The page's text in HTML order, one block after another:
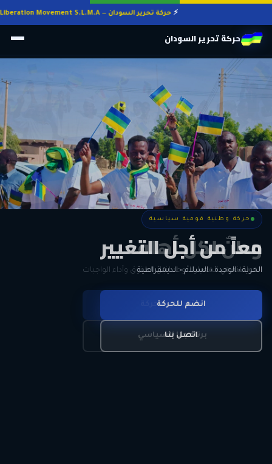
حركة تحرير السودان — Sudan Liberation Movement S.L.M.A
حركة تحرير السودان
حركة وطنية قومية سياسية
وطنٌ لكل أهله
المواطنة هي المعيار الأوحد لنيل الحقوق وأداء الواجبات
تعرّف على الحركة
برنامجنا السياسي
حركة وطنية قومية سياسية
معاً من أجل التغيير
الحرية • الوحدة • السلام • الديمقراطية
انضم للحركة
اتصل بنا